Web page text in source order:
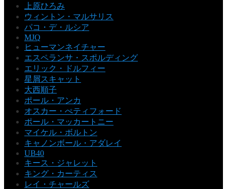
上原ひろみ
ウィントン・マルサリス
パコ・デ・ルシア
MJQ
ヒューマンネイチャー
エスペランサ・スポルディング
エリック・ドルフィー
星屑スキャット
大西順子
ポール・アンカ
オスカー・ぺティフォード
ポール・マッカートニー
マイケル・ボルトン
キャノンボール・アダレイ
UB40
キース・ジャレット
キング・カーティス
レイ・チャールズ